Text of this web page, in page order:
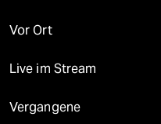
Vor Ort
Live im Stream
Vergangene